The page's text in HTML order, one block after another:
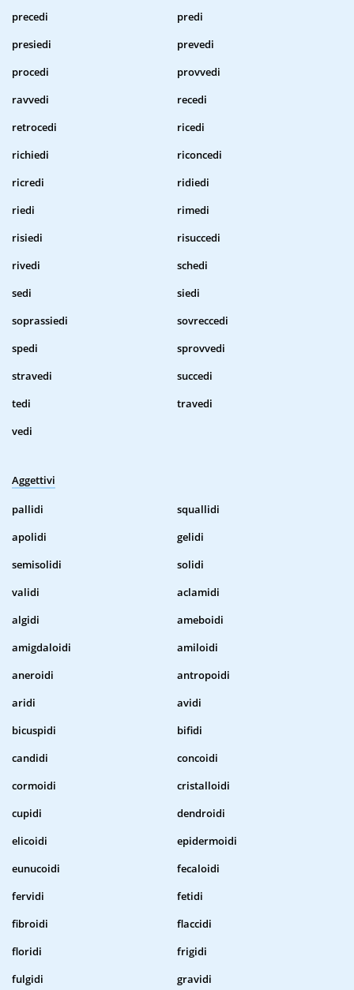
precedi
predi
presiedi
prevedi
procedi
provvedi
ravvedi
recedi
retrocedi
ricedi
richiedi
riconcedi
ricredi
ridiedi
riedi
rimedi
risiedi
risuccedi
rivedi
schedi
sedi
siedi
soprassiedi
sovreccedi
spedi
sprovvedi
stravedi
succedi
tedi
travedi
vedi
Aggettivi
pallidi
squallidi
apolidi
gelidi
semisolidi
solidi
validi
aclamidi
algidi
ameboidi
amigdaloidi
amiloidi
aneroidi
antropoidi
aridi
avidi
bicuspidi
bifidi
candidi
concoidi
cormoidi
cristalloidi
cupidi
dendroidi
elicoidi
epidermoidi
eunucoidi
fecaloidi
fervidi
fetidi
fibroidi
flaccidi
floridi
frigidi
fulgidi
gravidi